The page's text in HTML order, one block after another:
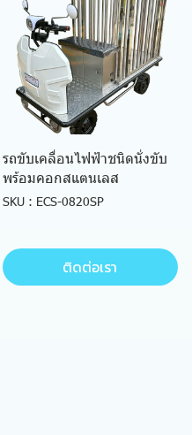
รถขับเคลื่อนไฟฟ้าชนิดนั่งขับ
พร้อมคอกสแตนเลส
SKU : ECS-0820SP
ติดต่อเรา